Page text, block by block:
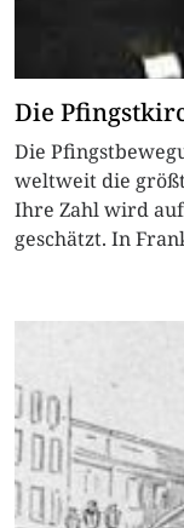
Die
Die
weltweit die
Ihre Zahl wird
geschätzt. In